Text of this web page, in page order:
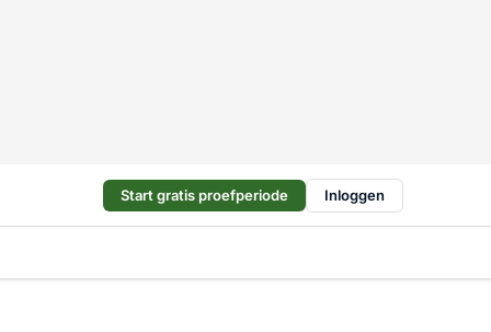
Start gratis proefperiode Inloggen